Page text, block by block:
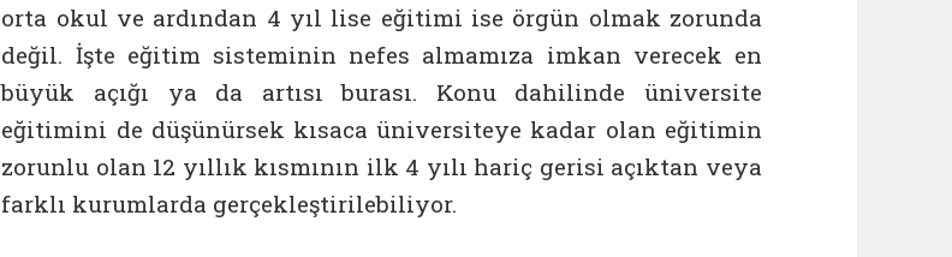
orta okul ve ardından 4 yıl lise eğitimi ise örgün olmak zorunda
değil. İşte eğitim sisteminin nefes almamıza imkan verecek en
büyük açığı ya da artısı burası. Konu dahilinde üniversite
eğitimini de düşünürsek kısaca üniversiteye kadar olan eğitimin
zorunlu olan 12 yıllık kısmının ilk 4 yılı hariç gerisi açıktan veya
farklı kurumlarda gerçekleştirilebiliyor.